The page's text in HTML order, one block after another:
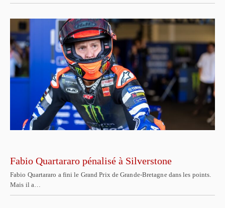
Fabio Quartararo pénalisé à Silverstone
Fabio Quartararo a fini le Grand Prix de Grande-Bretagne dans les points.
Mais il a…